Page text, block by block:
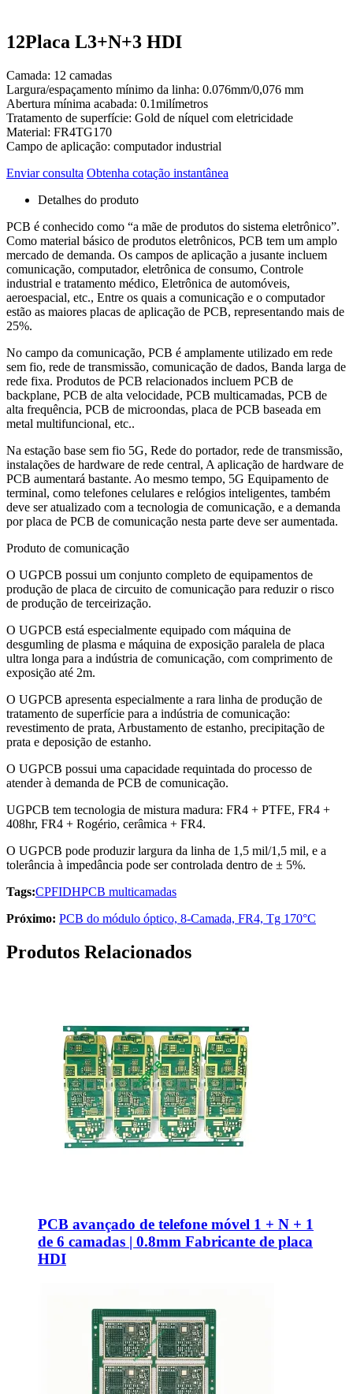
12Placa L3+N+3 HDI
Camada: 12 camadas
Largura/espaçamento mínimo da linha: 0.076mm/0,076 mm
Abertura mínima acabada: 0.1milímetros
Tratamento de superfície: Gold de níquel com eletricidade
Material: FR4TG170
Campo de aplicação: computador industrial
Enviar consulta Obtenha cotação instantânea
Detalhes do produto
PCB é conhecido como “a mãe de produtos do sistema eletrônico”.
Como material básico de produtos eletrônicos, PCB tem um amplo
mercado de demanda. Os campos de aplicação a jusante incluem
comunicação, computador, eletrônica de consumo, Controle
industrial e tratamento médico, Eletrônica de automóveis,
aeroespacial, etc., Entre os quais a comunicação e o computador
estão as maiores placas de aplicação de PCB, representando mais de
25%.
No campo da comunicação, PCB é amplamente utilizado em rede
sem fio, rede de transmissão, comunicação de dados, Banda larga de
rede fixa. Produtos de PCB relacionados incluem PCB de
backplane, PCB de alta velocidade, PCB multicamadas, PCB de
alta frequência, PCB de microondas, placa de PCB baseada em
metal multifuncional, etc..
Na estação base sem fio 5G, Rede do portador, rede de transmissão,
instalações de hardware de rede central, A aplicação de hardware de
PCB aumentará bastante. Ao mesmo tempo, 5G Equipamento de
terminal, como telefones celulares e relógios inteligentes, também
deve ser atualizado com a tecnologia de comunicação, e a demanda
por placa de PCB de comunicação nesta parte deve ser aumentada.
Produto de comunicação
O UGPCB possui um conjunto completo de equipamentos de
produção de placa de circuito de comunicação para reduzir o risco
de produção de terceirização.
O UGPCB está especialmente equipado com máquina de
desgumling de plasma e máquina de exposição paralela de placa
ultra longa para a indústria de comunicação, com comprimento de
exposição até 2m.
O UGPCB apresenta especialmente a rara linha de produção de
tratamento de superfície para a indústria de comunicação:
revestimento de prata, Arbustamento de estanho, precipitação de
prata e deposição de estanho.
O UGPCB possui uma capacidade requintada do processo de
atender à demanda de PCB de comunicação.
UGPCB tem tecnologia de mistura madura: FR4 + PTFE, FR4 +
408hr, FR4 + Rogério, cerâmica + FR4.
O UGPCB pode produzir largura da linha de 1,5 mil/1,5 mil, e a
tolerância à impedância pode ser controlada dentro de ± 5%.
Tags:CPFIDHPCB multicamadas
Próximo: PCB do módulo óptico, 8-Camada, FR4, Tg 170°C
Produtos Relacionados
PCB avançado de telefone móvel 1 + N + 1
de 6 camadas | 0.8mm Fabricante de placa
HDI